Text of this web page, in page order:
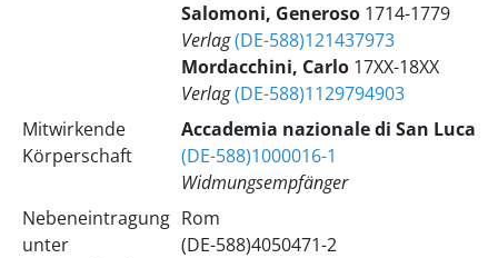
Salomoni, Generoso 1714-1779
Verlag(DE-588)121437973
Mordacchini, Carlo 17XX-18XX
Verlag(DE-588)1129794903
Mitwirkende
Körperschaft
Accademia nazionale di San Luca
(DE-588)1000016-1
Widmungsempfänger
Nebeneintragung
unter
Rom
(DE-588)4050471-2